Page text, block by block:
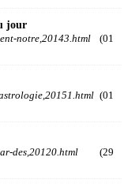
jour
notre,20143.html (01
(01
des,20120.html (29